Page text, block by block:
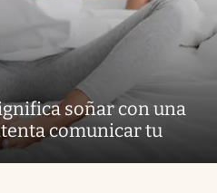
soñar con una
comunicar tu